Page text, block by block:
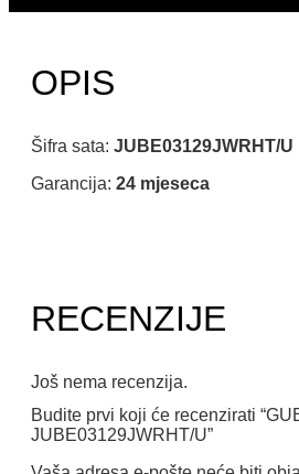
OPIS
Šifra sata: JUBE03129JWRHT/U
Garancija: 24 mjeseca
RECENZIJE
Još nema recenzija.
Budite prvi koji će recenzirati
JUBE03129JWRHT/U”